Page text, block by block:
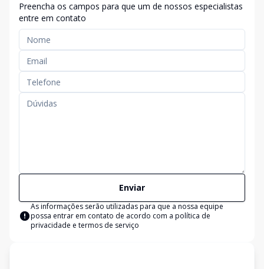
Preencha os campos para que um de nossos especialistas
entre em contato
Enviar
As informações serão utilizadas para que a nossa equipe
possa entrar em contato de acordo com a política de
privacidade e termos de serviço